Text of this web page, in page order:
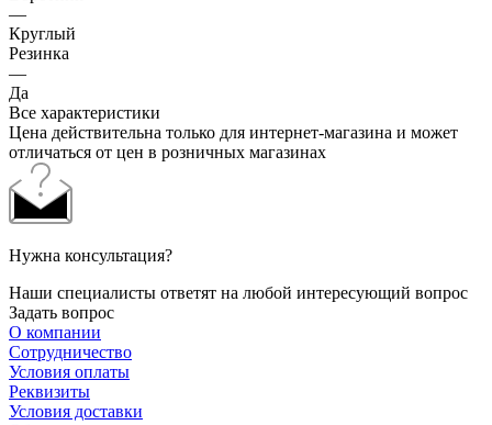
—
Круглый
Резинка
—
Да
Все характеристики
Цена действительна только для интернет-магазина и может
отличаться от цен в розничных магазинах
Нужна консультация?
Наши специалисты ответят на любой интересующий вопрос
Задать вопрос
О компании
Сотрудничество
Условия оплаты
Реквизиты
Условия доставки